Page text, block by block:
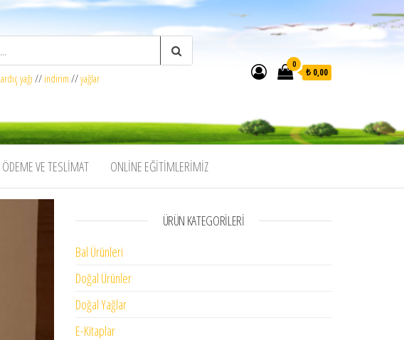
ardıç yağı // indirim //yağlar
0
₺ 0,00
ÖDEME VE TESLIMAT ONLINE EĞITIMLERIMIZ
ÜRÜN KATEGORILERI
Bal Ürünleri
Doğal Ürünler
Doğal Yağlar
E-Kitaplar